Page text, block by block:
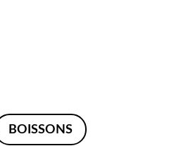
BOISSONS